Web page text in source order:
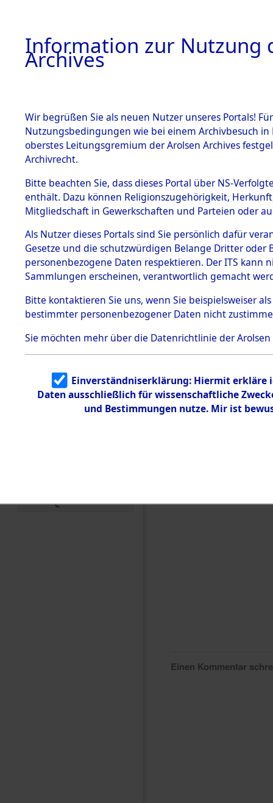
BESTÄNDE
1.
mente
5. Verschiedenes
5.3
Todesmärsche
5.3.1 Alliierte
Erhebungen
zu
Todesmärsch
en
5.3.2
Identifizierun
g
5.3.3
Todesmärsch
e
und
0142
Einen Kommentar
Information zur Nutzung
Archives
Wir begrüßen Sie als neuen Nutzer unseres Portals!
Nutzungsbedingungen wie bei einem Archivbesuch
oberstes Leitungsgremium der Arolsen Archives
Archivrecht.
Bitte beachten Sie, dass dieses Portal über NS-
enthält. Dazu können Religionszugehörigkeit,
Mitgliedschaft in Gewerkschaften und Parteien oder
Als Nutzer dieses Portals sind Sie persönlich dafür
Gesetze und die schutzwürdigen Belange Dritter
personenbezogene Daten respektieren. Der ITS
Sammlungen erscheinen, verantwortlich gemacht
Bitte kontaktieren Sie uns, wenn Sie beispielsweiser
bestimmter personenbezogener Daten nicht
Sie möchten mehr über die Datenrichtlinie der Arolsen
Einverständniserklärung: Hiermit erkläre
Daten ausschließlich für wissenschaftliche
und Bestimmungen nutze. Mir ist